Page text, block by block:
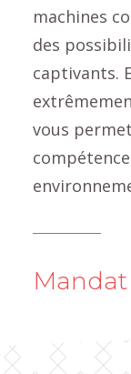
machines
des
captivants.
vous